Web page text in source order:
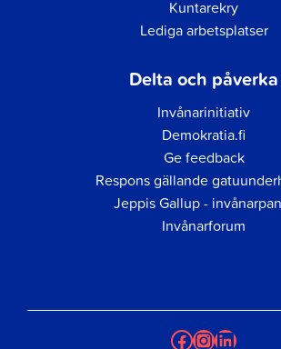
Kuntarekry
Lediga arbetsplatser
Delta och påverka
Invånarinitiativ
Demokratia.fi
Ge feedback
Respons gällande
Jeppis Gallup -
Invånarforum
Facebook
Instagram
LinkedIn